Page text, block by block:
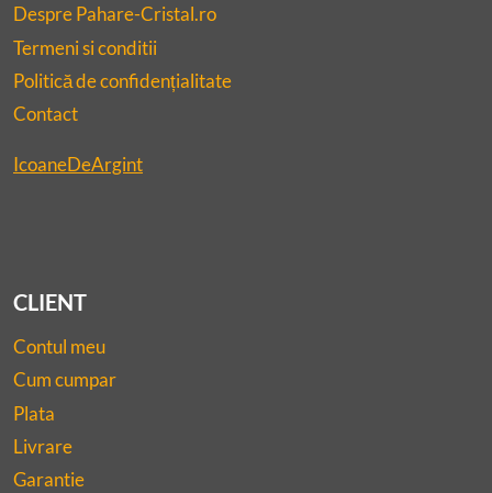
Despre Pahare-Cristal.ro
Termeni si conditii
Politică de confidențialitate
Contact
IcoaneDeArgint
CLIENT
Contul meu
Cum cumpar
Plata
Livrare
Garantie